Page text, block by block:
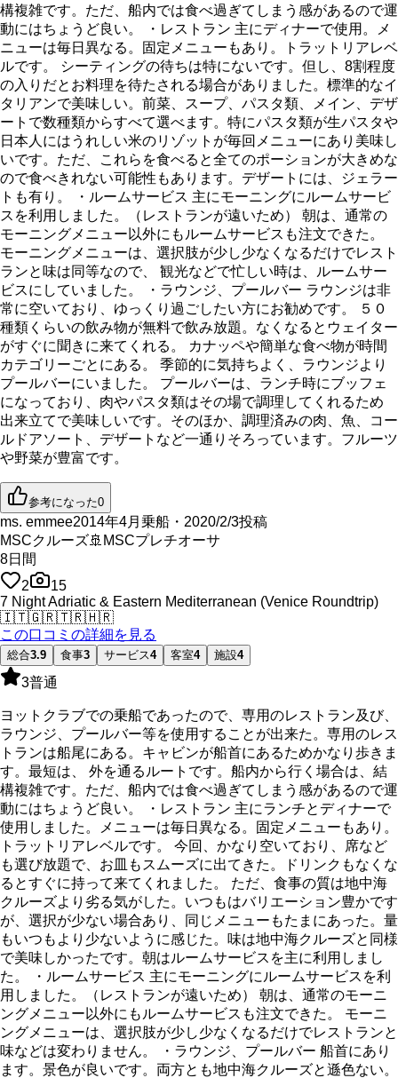
構複雑です。ただ、船内では食べ過ぎてしまう感があるので運
動にはちょうど良い。 ・レストラン 主にディナーで使用。メ
ニューは毎日異なる。固定メニューもあり。トラットリアレベ
ルです。 シーティングの待ちは特にないです。但し、8割程度
の入りだとお料理を待たされる場合がありました。標準的なイ
タリアンで美味しい。前菜、スープ、パスタ類、メイン、デザ
ートで数種類からすべて選べます。特にパスタ類が生パスタや
日本人にはうれしい米のリゾットが毎回メニューにあり美味し
いです。ただ、これらを食べると全てのポーションが大きめな
ので食べきれない可能性もあります。デザートには、ジェラー
トも有り。 ・ルームサービス 主にモーニングにルームサービ
スを利用しました。（レストランが遠いため） 朝は、通常の
モーニングメニュー以外にもルームサービスも注文できた。
モーニングメニューは、選択肢が少し少なくなるだけでレスト
ランと味は同等なので、 観光などで忙しい時は、ルームサー
ビスにしていました。 ・ラウンジ、プールバー ラウンジは非
常に空いており、ゆっくり過ごしたい方にお勧めです。 ５０
種類くらいの飲み物が無料で飲み放題。なくなるとウェイター
がすぐに聞きに来てくれる。 カナッペや簡単な食べ物が時間
カテゴリーごとにある。 季節的に気持ちよく、ラウンジより
プールバーにいました。 プールバーは、ランチ時にブッフェ
になっており、肉やパスタ類はその場で調理してくれるため
出来立てで美味しいです。そのほか、調理済みの肉、魚、コー
ルドアソート、デザートなど一通りそろっています。フルーツ
や野菜が豊富です。
参考になった0
ms. emmee2014年4月乗船・2020/2/3投稿
MSCクルーズ🚢 MSCプレチオーサ
8日間
2
15
7 Night Adriatic & Eastern Mediterranean (Venice Roundtrip)
🇮🇹🇬🇷🇹🇷🇭🇷
この口コミの詳細を見る
総合3.9 食事3 サービス4 客室4 施設4
3普通
ヨットクラブでの乗船であったので、専用のレストラン及び、
ラウンジ、プールバー等を使用することが出来た。専用のレス
トランは船尾にある。キャビンが船首にあるためかなり歩きま
す。最短は、 外を通るルートです。船内から行く場合は、結
構複雑です。ただ、船内では食べ過ぎてしまう感があるので運
動にはちょうど良い。 ・レストラン 主にランチとディナーで
使用しました。メニューは毎日異なる。固定メニューもあり。
トラットリアレベルです。 今回、かなり空いており、席など
も選び放題で、お皿もスムーズに出てきた。ドリンクもなくな
るとすぐに持って来てくれました。 ただ、食事の質は地中海
クルーズより劣る気がした。いつもはバリエーション豊かです
が、選択が少ない場合あり、同じメニューもたまにあった。量
もいつもより少ないように感じた。味は地中海クルーズと同様
で美味しかったです。朝はルームサービスを主に利用しまし
た。 ・ルームサービス 主にモーニングにルームサービスを利
用しました。（レストランが遠いため） 朝は、通常のモーニ
ングメニュー以外にもルームサービスも注文できた。 モーニ
ングメニューは、選択肢が少し少なくなるだけでレストランと
味などは変わりません。 ・ラウンジ、プールバー 船首にあり
ます。景色が良いです。両方とも地中海クルーズと遜色ない。